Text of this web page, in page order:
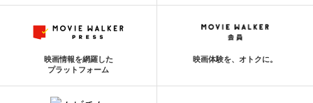
映画情報を網羅した
プラットフォーム
映画体験を、オトクに。